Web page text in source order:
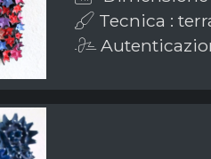
Tecnica :